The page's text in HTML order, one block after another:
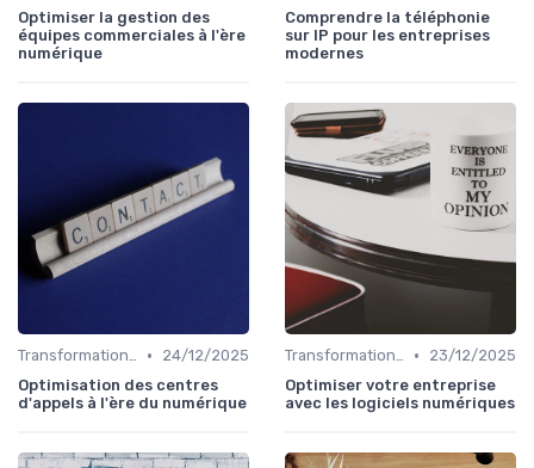
Optimiser la gestion des
équipes commerciales à l'ère
numérique
Comprendre la téléphonie
sur IP pour les entreprises
modernes
Transformation Numérique •
24/12/2025
Optimisation des centres
d'appels à l'ère du numérique
Transformation Numérique •
23/12/2025
Optimiser votre entreprise
avec les logiciels numériques